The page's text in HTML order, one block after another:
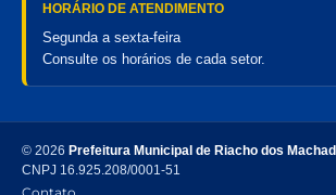
HORÁRIO DE ATENDIMENTO
Segunda a sexta-feira
Consulte os horários de cada setor.
© 2026 Prefeitura Municipal de Riacho dos
CNPJ 16.925.208/0001-51